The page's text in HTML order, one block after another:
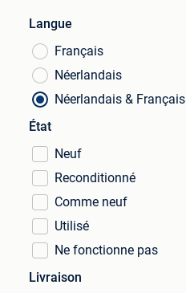
Langue
Français
Néerlandais
Néerlandais & Français
État
Neuf
Reconditionné
Comme neuf
Utilisé
Ne fonctionne pas
Livraison